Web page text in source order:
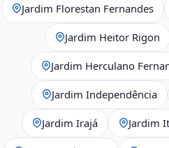
Jardim Florestan Fernandes
Jardim Heitor Rigon
Jardim Herculano
Jardim Independência
Jardim Irajá Jardim